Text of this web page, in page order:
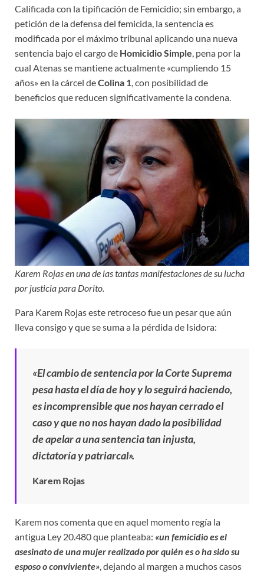
Calificada con la tipificación de Femicidio; sin embargo, a
petición de la defensa del femicida, la sentencia es
modificada por el máximo tribunal aplicando una nueva
sentencia bajo el cargo de Homicidio Simple, pena por la
cual Atenas se mantiene actualmente «cumpliendo 15
años» en la cárcel deColina 1, con posibilidad de
beneficios que reducen significativamente la condena.
Karem Rojas en una de las tantas manifestaciones de su lucha
por justicia para Dorito.
Para Karem Rojas este retroceso fue un pesar que aún
lleva consigo y que se suma a la pérdida de Isidora:
«El cambio de sentencia por la Corte Suprema
pesa hasta el día de hoy y lo seguirá haciendo,
es incomprensible que nos hayan cerrado el
caso y que no nos hayan dado la posibilidad
de apelar a una sentencia tan injusta,
dictatoría y patriarcal».
Karem Rojas
Karem nos comenta que en aquel momento regía la
antigua Ley 20.480 que planteaba: «un femicidio es el
asesinato de una mujer realizado por quién es o ha sido su
esposo o conviviente» , dejando al margen a muchos casos